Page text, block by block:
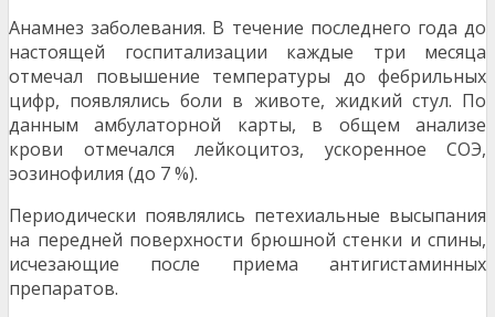
Анамнез заболевания. В течение последнего года до
настоящей госпитализации каждые три месяца
отмечал повышение температуры до фебрильных
цифр, появлялись боли в животе, жидкий стул. По
данным амбулаторной карты, в общем анализе
крови отмечался лейкоцитоз, ускоренное СОЭ,
эозинофилия (до 7 %).
Периодически появлялись петехиальные высыпания
на передней поверхности брюшной стенки и спины,
исчезающие после приема антигистаминных
препаратов.